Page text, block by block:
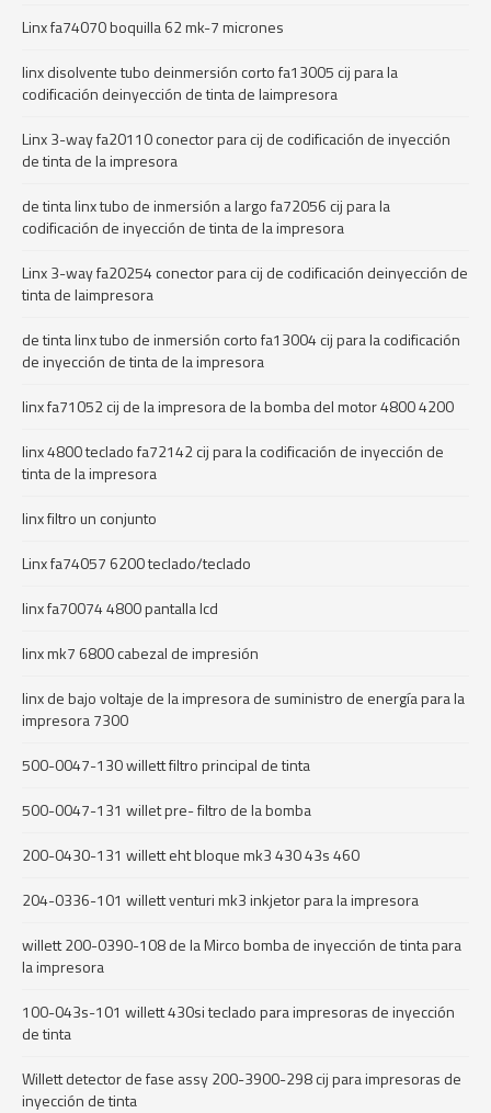
Linx fa74070 boquilla 62 mk-7 micrones
linx disolvente tubo deinmersión corto fa13005 cij para la
codificación deinyección de tinta de laimpresora
Linx 3-way fa20110 conector para cij de codificación de inyección
de tinta de la impresora
de tinta linx tubo de inmersión a largo fa72056 cij para la
codificación de inyección de tinta de la impresora
Linx 3-way fa20254 conector para cij de codificación deinyección de
tinta de laimpresora
de tinta linx tubo de inmersión corto fa13004 cij para la codificación
de inyección de tinta de la impresora
linx fa71052 cij de la impresora de la bomba del motor 4800 4200
linx 4800 teclado fa72142 cij para la codificación de inyección de
tinta de la impresora
linx filtro un conjunto
Linx fa74057 6200 teclado/teclado
linx fa70074 4800 pantalla lcd
linx mk7 6800 cabezal de impresión
linx de bajo voltaje de la impresora de suministro de energía para la
impresora 7300
500-0047-130 willett filtro principal de tinta
500-0047-131 willet pre- filtro de la bomba
200-0430-131 willett eht bloque mk3 430 43s 460
204-0336-101 willett venturi mk3 inkjetor para la impresora
willett 200-0390-108 de la Mirco bomba de inyección de tinta para
la impresora
100-043s-101 willett 430si teclado para impresoras de inyección
de tinta
Willett detector de fase assy 200-3900-298 cij para impresoras de
inyección de tinta